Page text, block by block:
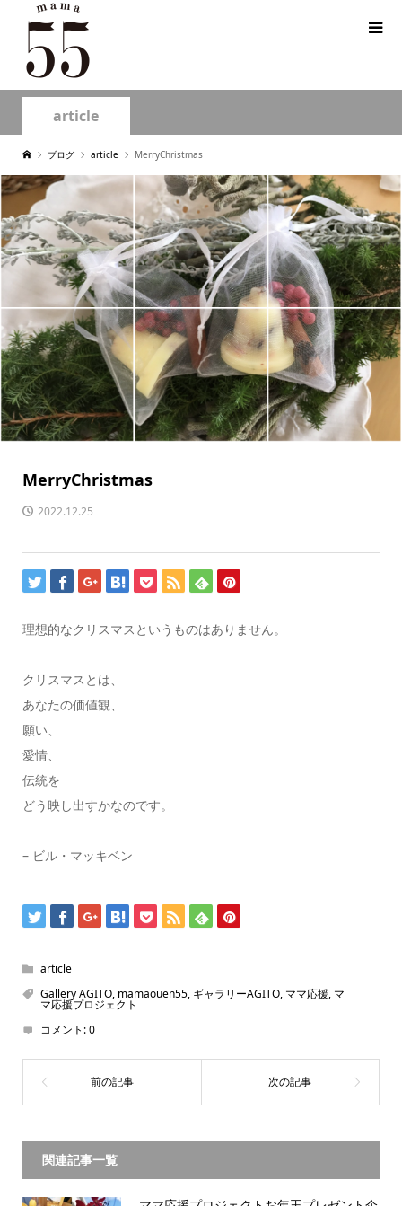
article
ブログ article MerryChristmas
MerryChristmas
2022.12.25
理想的なクリスマスというものはありません。
クリスマスとは、
あなたの価値観、
願い、
愛情、
伝統を
どう映し出すかなのです。
– ビル・マッキベン
article
Gallery AGITO, mamaouen55, ギャラリーAGITO, ママ応援, マ
マ応援プロジェクト
コメント:0
関連記事一覧